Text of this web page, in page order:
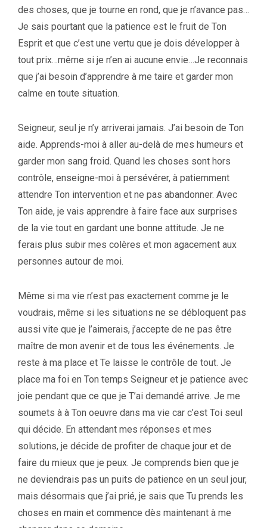
des choses, que je tourne en rond, que je n’avance pas…
Je sais pourtant que la patience est le fruit de Ton
Esprit et que c’est une vertu que je dois développer à
tout prix…même si je n’en ai aucune envie…Je reconnais
que j’ai besoin d’apprendre à me taire et garder mon
calme en toute situation.
Seigneur, seul je n’y arriverai jamais. J’ai besoin de Ton
aide. Apprends-moi à aller au-delà de mes humeurs et
garder mon sang froid. Quand les choses sont hors
contrôle, enseigne-moi à persévérer, à patiemment
attendre Ton intervention et ne pas abandonner. Avec
Ton aide, je vais apprendre à faire face aux surprises
de la vie tout en gardant une bonne attitude. Je ne
ferais plus subir mes colères et mon agacement aux
personnes autour de moi.
Même si ma vie n’est pas exactement comme je le
voudrais, même si les situations ne se débloquent pas
aussi vite que je l’aimerais, j’accepte de ne pas être
maître de mon avenir et de tous les événements. Je
reste à ma place et Te laisse le contrôle de tout. Je
place ma foi en Ton temps Seigneur et je patience avec
joie pendant que ce que je T’ai demandé arrive. Je me
soumets à à Ton oeuvre dans ma vie car c’est Toi seul
qui décide. En attendant mes réponses et mes
solutions, je décide de profiter de chaque jour et de
faire du mieux que je peux. Je comprends bien que je
ne deviendrais pas un puits de patience en un seul jour,
mais désormais que j’ai prié, je sais que Tu prends les
choses en main et commence dès maintenant à me